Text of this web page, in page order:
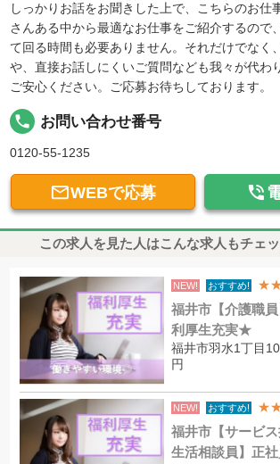
しっかりお話をお聞きした上で、こちらのお仕
さんある中から最適なお仕事をご紹介するので
て回る時間も必要ありません。それだけでなく
や、直接お話しにくいご質問なども我々が代わ
ご安心ください。ご応募お待ちしております。
local_phone お問い合わせ番号
0120-55-1235
WEBで応募 
この求人を見た人はこんな求人もチェ
NEW! おすすめ!
福井市【介護職
利厚生充実★
福井市羽水1丁目
円
NEW! おすすめ!
福井市【サービス
生活相談員】正